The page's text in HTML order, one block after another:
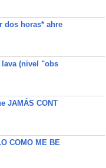
dos horas* ahre
lava (nivel "obs
JAMÁS CONT
COMO ME BE